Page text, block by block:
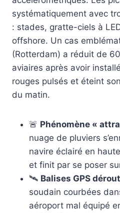
systématiquement avec
: stades, gratte-ciels à
offshore. Un cas
(Rotterdam) a réduit de
aviaires après avoir
rouges pulsés et éteint
du matin.
🚨 Phénomène «
nuage de pluviers
navire éclairé en
et finit par se poser
🛰️ Balises GPS
soudain courbées
aéroport mal équipé